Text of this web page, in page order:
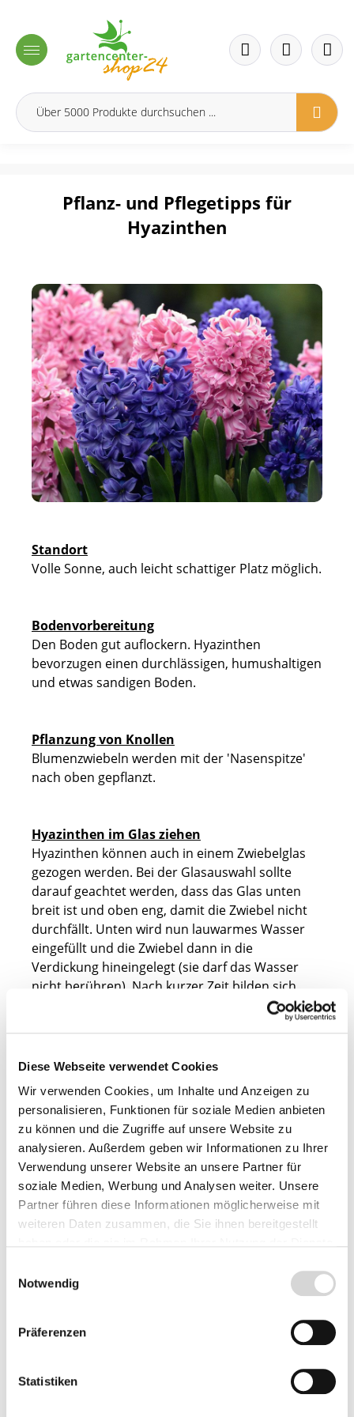
Diese Webseite verwendet Cookies
Wir verwenden Cookies, um Inhalte und Anzeigen zu
personalisieren, Funktionen für soziale Medien anbieten
zu können und die Zugriffe auf unsere Website zu
analysieren. Außerdem geben wir Informationen zu Ihrer
Verwendung unserer Website an unsere Partner für
soziale Medien, Werbung und Analysen weiter. Unsere
Partner führen diese Informationen möglicherweise mit
weiteren Daten zusammen, die Sie ihnen bereitgestellt
Notwendig
Präferenzen
Statistiken
Pflanz- und Pflegetipps für
Hyazinthen
Standort
Volle Sonne, auch leicht schattiger Platz möglich.
Bodenvorbereitung
Den Boden gut auflockern. Hyazinthen
bevorzugen einen durchlässigen, humushaltigen
und etwas sandigen Boden.
Pflanzung von Knollen
Blumenzwiebeln werden mit der 'Nasenspitze'
nach oben gepflanzt.
Hyazinthen im Glas ziehen
Hyazinthen können auch in einem Zwiebelglas
gezogen werden. Bei der Glasauswahl sollte
darauf geachtet werden, dass das Glas unten
breit ist und oben eng, damit die Zwiebel nicht
durchfällt. Unten wird nun lauwarmes Wasser
eingefüllt und die Zwiebel dann in die
Verdickung hineingelegt (sie darf das Wasser
nicht berühren). Nach kurzer Zeit bilden sich
entgegenwachsen. Wichtig ist, dass das Wasser
ein kühler Platz im Keller oder in der Garage
Nach ca. 12 Wochen füllen die Wurzeln das
ganze Glas aus und die Knospen kommen. Jetzt
kann das Glas wieder an einen hellen und
warmen Platz, wie z.B. die Fensterbank gestellt
werden und die Hyazinthe beginnt zu blühen.
Pflanztiefe
Die Knolle soll darin in ihrer natürlichen Lage